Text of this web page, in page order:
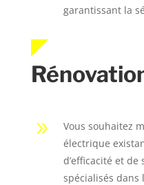
garantissant la
9
Vous souhaitez
électrique
d’efficacité et de
spécialisés dans